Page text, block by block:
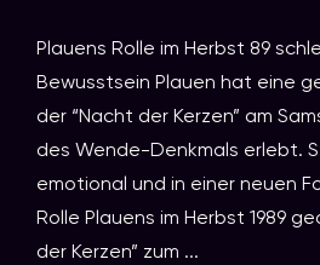
Plauens Rolle im Herbst 89
Bewusstsein Plauen hat eine
der “Nacht der Kerzen” am
des Wende-Denkmals erlebt.
emotional und in einer neuen
Rolle Plauens im Herbst 1989
der Kerzen” zum ...